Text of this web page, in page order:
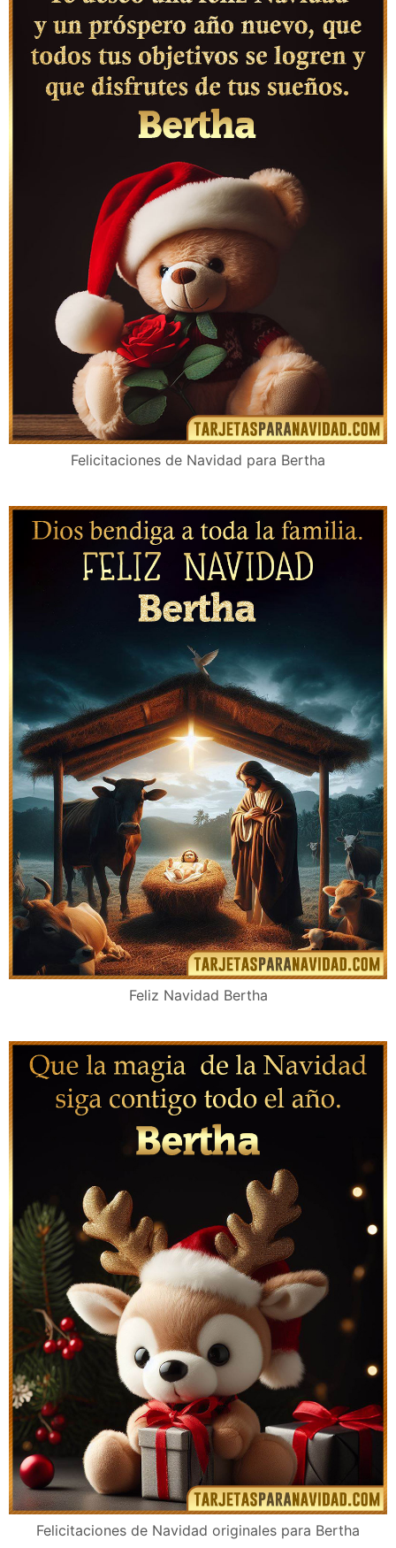
Felicitaciones de Navidad para Bertha
Feliz Navidad Bertha
Felicitaciones de Navidad originales para Bertha